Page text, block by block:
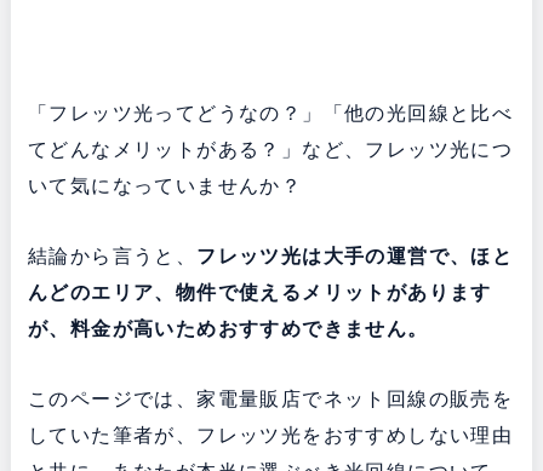
「フレッツ光ってどうなの？」「他の光回線と比べ
てどんなメリットがある？」など、フレッツ光につ
いて気になっていませんか？
結論から言うと、 フレッツ光は大手の運営で、ほと
んどのエリア、物件で使えるメリットがあります
が、料金が高いためおすすめできません。
このページでは、家電量販店でネット回線の販売を
していた筆者が、フレッツ光をおすすめしない理由